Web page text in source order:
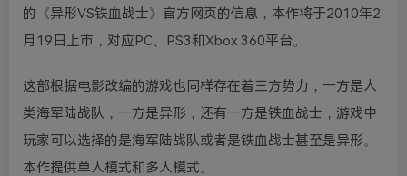
的《异形VS铁血战士》官方网页的信息，本作将于2010年2
月19日上市，对应PC、PS3和Xbox 360平台。
这部根据电影改编的游戏也同样存在着三方势力，一方是人
类海军陆战队，一方是异形，还有一方是铁血战士，游戏中
玩家可以选择的是海军陆战队或者是铁血战士甚至是异形。
本作提供单人模式和多人模式。